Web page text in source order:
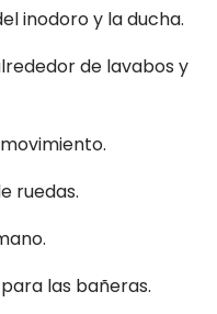
inodoro y la ducha.
de lavabos y
ruedas.
las bañeras.